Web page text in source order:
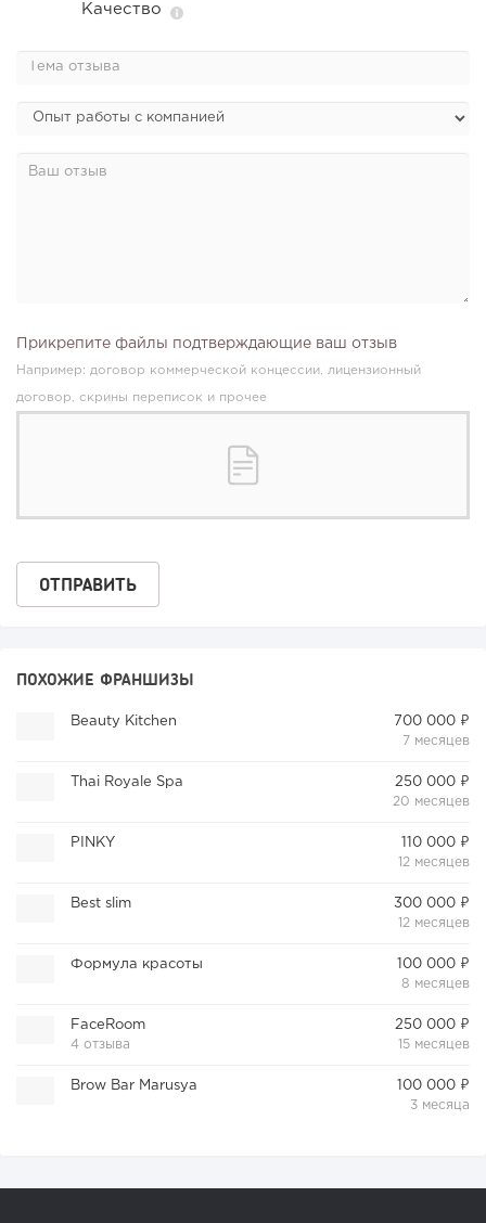
Качество
Прикрепите файлы подтверждающие ваш отзыв
Например: договор коммерческой концессии, лицензионный
договор, скрины переписок и прочее
ПОХОЖИЕ ФРАНШИЗЫ
Beauty Kitchen
700 000 ₽
7 месяцев
Thai Royale Spa
250 000 ₽
20 месяцев
PINKY
110 000 ₽
12 месяцев
Best slim
300 000 ₽
12 месяцев
Формула красоты
100 000 ₽
8 месяцев
FaceRoom
4 отзыва
250 000 ₽
15 месяцев
Brow Bar Marusya
100 000 ₽
3 месяца